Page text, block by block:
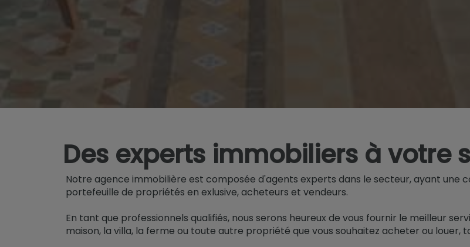
Des experts immobiliers à votre
Notre agence immobilière est composée d'agents experts dans le secteur, ayant une
portefeuille de propriétés en exlusive, acheteurs et vendeurs.
En tant que professionnels qualifiés, nous serons heureux de vous fournir le meilleur
maison, la villa, la ferme ou toute autre propriété que vous souhaitez acheter ou louer,